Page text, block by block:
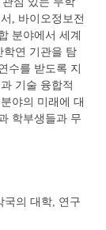
, 바이오정보전
분야에서 세계
학연 기관을 탐
수를 받도록 지
기술 융합적
야의 미래에 대
학부생들과 무
국의 대학, 연구